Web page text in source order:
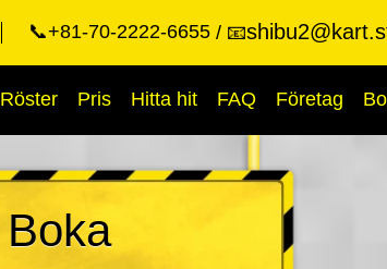
📞+81-70-2222-6655 📧
Röster Pris Hitta hit FAQ Företag
Boka